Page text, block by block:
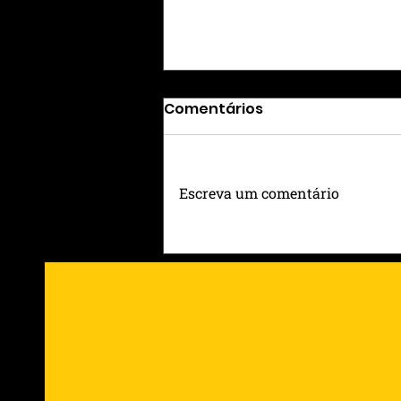
GUNS N’ ROSES EM PORTO
Comentários
Escreva um comentário